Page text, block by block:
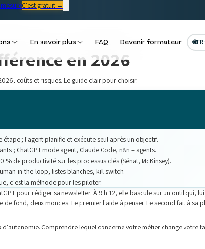
C'est gratuit →
En savoir plus FAQ Devenir formateur 🌐FR
en 2026
coûts et risques. Le guide clair pour choisir.
; l'agent planifie et exécute seul après un objectif.
; ChatGPT mode agent, Claude Code, n8n = agents.
de productivité sur les processus clés (Sénat, McKinsey).
in-the-loop, listes blanches, kill switch.
c'est la méthode pour les piloter.
pour rédiger sa newsletter. À 9 h 12, elle bascule sur un outil qui,
fond, deux mondes. Le premier l'aide à penser. Le second fait à sa
d'autonomie. Comprendre lequel concerne votre métier change